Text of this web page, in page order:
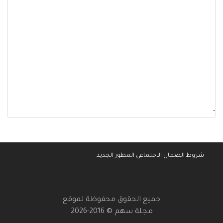
-
شروط الضمان الاجتماعي المطور الجديد
جميع الحقوق محفوظة لموقع
مجلة سهم © 2016-2026